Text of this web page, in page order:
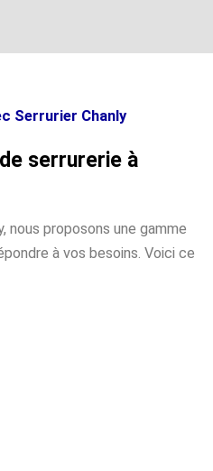
Serrurier Chanly
serrurerie à
nous proposons une gamme
à vos besoins. Voici ce